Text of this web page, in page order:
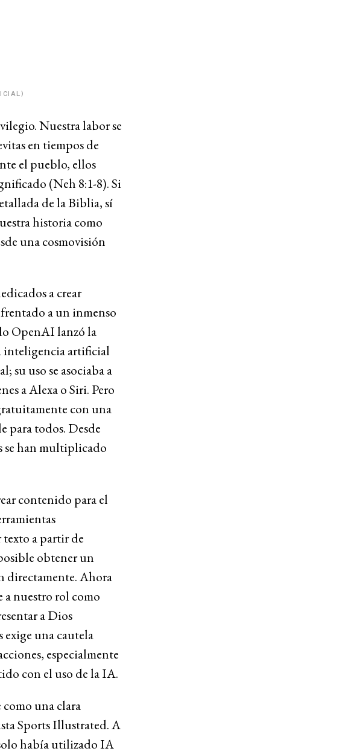
Nuestra labor se
en tiempos de
el pueblo, ellos
(Neh 8:1-8). Si
de la Biblia, sí
historia como
una cosmovisión
a crear
a un inmenso
OpenAI lanzó la
inteligencia artificial
su uso se asociaba a
a Alexa o Siri. Pero
con una
para todos. Desde
se han multiplicado
contenido para el
a partir de
obtener un
directamente. Ahora
nuestro rol como
a Dios
una cautela
especialmente
con el uso de la IA.
como una clara
Sports Illustrated. A
había utilizado IA